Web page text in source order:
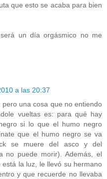
que esto se acaba para bien
un día orgásmico no me
a las 20:37
una cosa que no entiendo
vueltas es: para qué hay
si lo que el humo negro
que el humo negro se va
se muere del asco y del
no puede morir). Además, el
la luz, le llevó su hermano
y que recuerde no llevaba